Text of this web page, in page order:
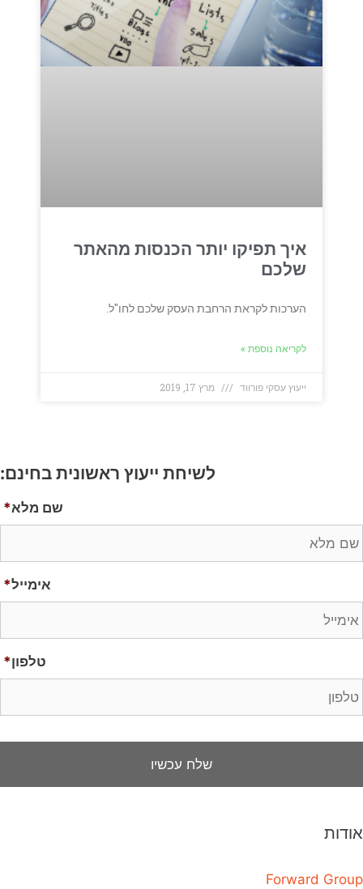
איך תפיקו יותר הכנסות מהאתר
שלכם
הערכות לקראת הרחבת העסק שלכם לחו"ל.
לקריאה נוספת »
ייעוץ עסקי פורווד מרץ 17, 2019
לשיחת ייעוץ ראשונית בחינם:
שם מלא*
אימייל*
טלפון*
אודות
Forward Group